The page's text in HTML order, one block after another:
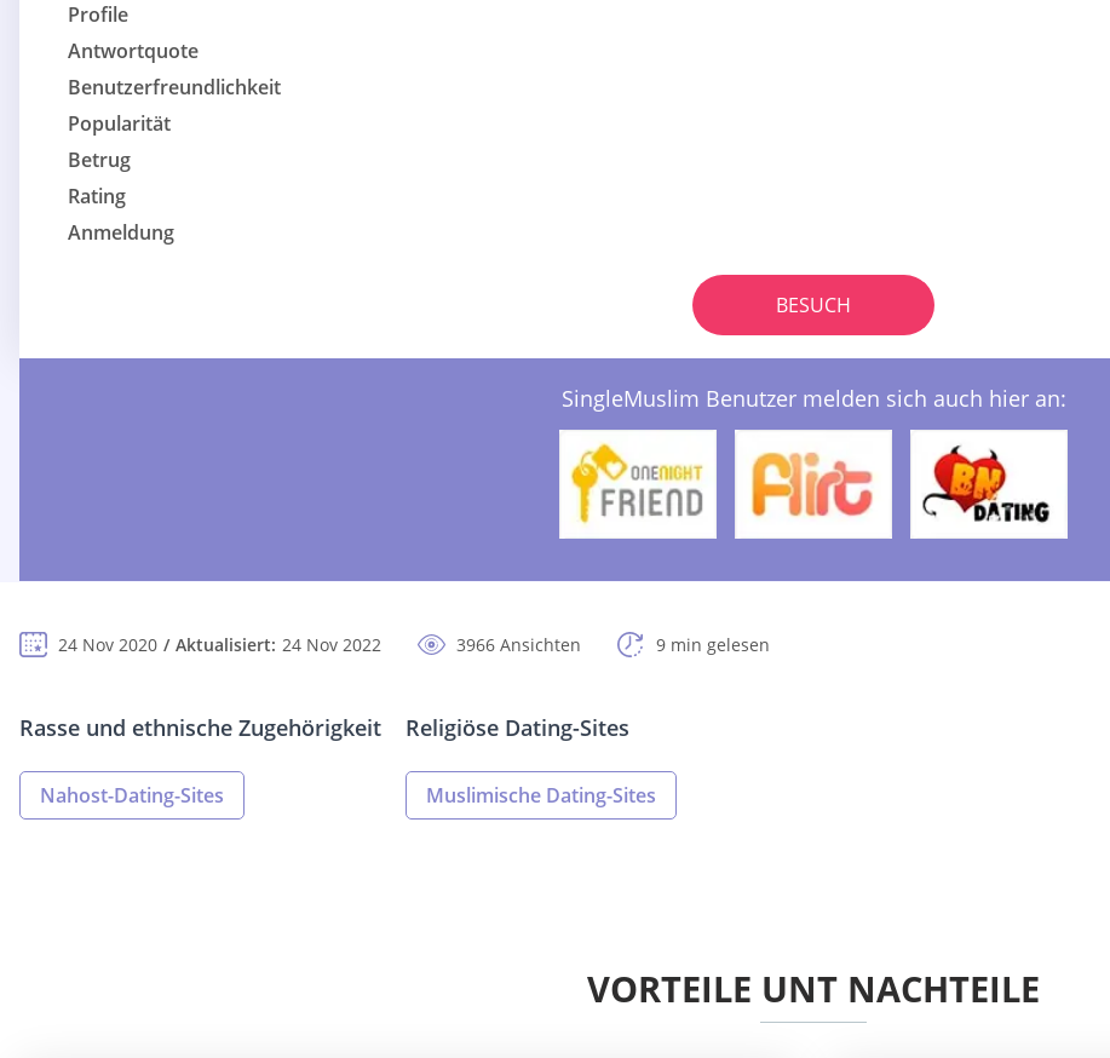
Profile
Antwortquote
Benutzerfreundlichkeit
Popularität
Betrug
Rating
Anmeldung
BESUCH
SingleMuslim Benutzer melden sich auch hier an:
24 Nov 2020 Aktualisiert: 24 Nov 2022 3966 Ansichten 9 min gelesen
Rasse und ethnische Zugehörigkeit
Nahost-Dating-Sites
Religiöse Dating-Sites
Muslimische Dating-Sites
VORTEILE UNT NACHTEILE